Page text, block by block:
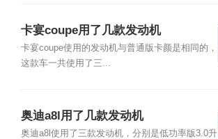
卡宴coupe用了几款发动机
卡宴coupe使用的发动机与普通版卡颜是相同的，
这款车一共使用了三...
奥迪a8l用了几款发动机
奥迪a8l使用了三款发动机，分别是低功率版3.0升